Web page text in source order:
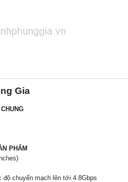
Gia
PHẨM
độ chuyển mạch lên tới 4.8Gbps